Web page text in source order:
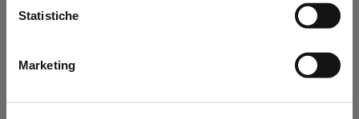
Statistiche
Marketing